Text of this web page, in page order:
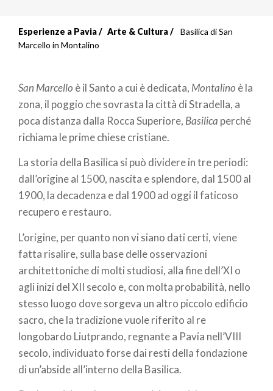
Esperienze a Pavia Arte & Cultura
Basilica di San
Marcello in Montalino
San Marcello è il Santo a cui è dedicata, Montalino è la
zona, il poggio che sovrasta la città di Stradella, a
poca distanza dalla Rocca Superiore, Basilica perché
richiama le prime chiese cristiane.
La storia della Basilica si può dividere in tre periodi:
dall’origine al 1500, nascita e splendore, dal 1500 al
1900, la decadenza e dal 1900 ad oggi il faticoso
recupero e restauro.
L’origine, per quanto non vi siano dati certi, viene
fatta risalire, sulla base delle osservazioni
architettoniche di molti studiosi, alla fine dell’XI o
agli inizi del XII secolo e, con molta probabilità, nello
stesso luogo dove sorgeva un altro piccolo edificio
sacro, che la tradizione vuole riferito al re
longobardo Liutprando, regnante a Pavia nell’VIII
secolo, individuato forse dai resti della fondazione
di un’abside all’interno della Basilica.